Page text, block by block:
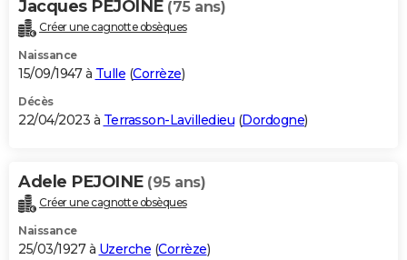
Jacques PEJOINE (75 ans)
Créer une cagnotte obsèques
Naissance
15/09/1947 à Tulle (Corrèze)
Décès
22/04/2023 à Terrasson-Lavilledieu (Dordogne)
Adele PEJOINE (95 ans)
Créer une cagnotte obsèques
Naissance
25/03/1927 à Uzerche (Corrèze)